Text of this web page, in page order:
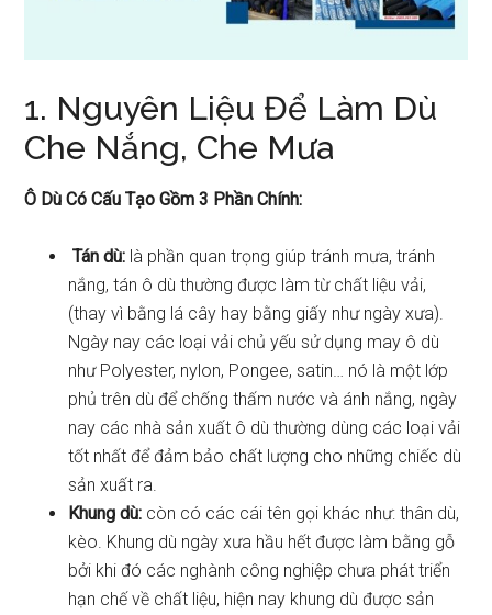
1. Nguyên Liệu Để Làm Dù
Che Nắng, Che Mưa
Ô Dù Có Cấu Tạo Gồm 3 Phần Chính:
Tán dù: là phần quan trọng giúp tránh mưa, tránh
nắng, tán ô dù thường được làm từ chất liệu vải,
(thay vì bằng lá cây hay bằng giấy như ngày xưa).
Ngày nay các loại vải chủ yếu sử dụng may ô dù
như Polyester, nylon, Pongee, satin… nó là một lớp
phủ trên dù để chống thấm nước và ánh nắng, ngày
nay các nhà sản xuất ô dù thường dùng các loại vải
tốt nhất để đảm bảo chất lượng cho những chiếc dù
sản xuất ra.
Khung dù: còn có các cái tên gọi khác như: thân dù,
kèo. Khung dù ngày xưa hầu hết được làm bằng gỗ
bởi khi đó các nghành công nghiệp chưa phát triển
hạn chế về chất liệu, hiện nay khung dù được sản